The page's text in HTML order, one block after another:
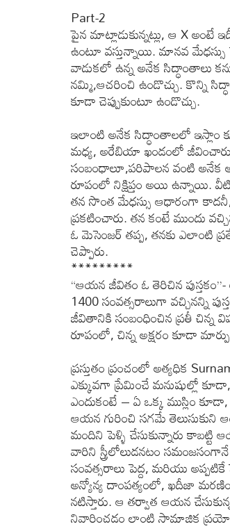
Part-2
పైన మాట్లాడుకున్నట్లు, ఆ X
ఉంటూ వస్తున్నాయి. మానవ మేధస్సు
వాడుకలో ఉన్న అనేక సిద్ధాంతాలు
నమ్మి,ఆచరించి ఉండొచ్చు. కొన్ని
కూడా చెప్పుకుంటూ ఉండొచ్చు.
ఇలాంటి అనేక సిద్ధాంతాలలో ఇస్లాం
మధ్య, అరేబియా ఖండంలో జీవించారు.
సంబంధాలూ,పరిపాలన వంటి అనేక
రూపంలో నిక్షిప్తం అయి ఉన్నాయి.
తన సొంత మేధస్సు ఆధారంగా కాదనీ,
ప్రకటించారు. తన కంటే ముందు
ఓ మెసెంజర్ తప్ప, తనకు ఎలాంటి
చెప్పారు.
*********
“ఆయన జీవితం ఓ తెరిచిన
1400 సంవత్సరాలుగా వచ్చినన్ని
జీవితానికి సంబంధించిన ప్రతీ చిన్న
రూపంలో, చిన్న అక్షరం కూడా
ప్రస్తుతం ప్రంచంలో అత్యధిక
ఎక్కువగా ప్రేమించే మనుషుల్లో
ఎందుకంటే – ఏ ఒక్క ముస్లిం
ఆయన గురించి సగమే
మందిని పెళ్ళి చేసుకున్నారు కాబట్టి
వారిని స్త్రీలోలుడనటం
సంవత్సరాలు పెద్ద, మరియు
అన్యోన్య దాంపత్యంలో, ఖదీజా
నటిస్తారు. ఆ తర్వాత ఆయన
నివారించడం లాంటి సామాజిక